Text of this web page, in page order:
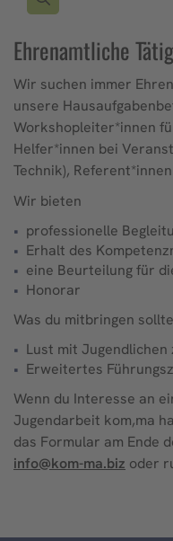
Ehrenamtliche
Wir suchen immer
unsere
Workshopleiter*innen
Helfer*innen bei
Technik),
Wir bieten
professionelle
Erhalt des
eine Beurteilung für
Honorar
Was du mitbringen
Lust mit
Erweitertes
Wenn du Interesse an
Jugendarbeit kom,ma
das Formular am Ende
info@kom-ma.biz oder